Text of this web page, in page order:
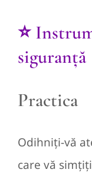
⭐️
siguranță
Practica
Odihniți-vă
care vă